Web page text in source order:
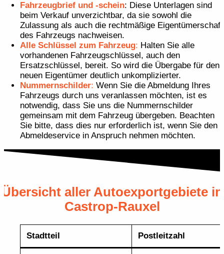
Fahrzeugbrief und -schein: Diese Unterlagen sind
beim Verkauf unverzichtbar, da sie sowohl die
Zulassung als auch die rechtmäßige Eigentümerschaft
des Fahrzeugs nachweisen.
Alle Schlüssel zum Fahrzeug: Halten Sie alle
vorhandenen Fahrzeugschlüssel, auch den
Ersatzschlüssel, bereit. So wird die Übergabe für den
neuen Eigentümer deutlich unkomplizierter.
Nummernschilder: Wenn Sie die Abmeldung Ihres
Fahrzeugs durch uns veranlassen möchten, ist es
notwendig, dass Sie uns die Nummernschilder
gemeinsam mit dem Fahrzeug übergeben. Beachten
Sie bitte, dass dies nur erforderlich ist, wenn Sie den
Abmeldeservice in Anspruch nehmen möchten.
Übersicht aller Autoexportgebiete in
Castrop-Rauxel
Stadtteil Postleitzahl